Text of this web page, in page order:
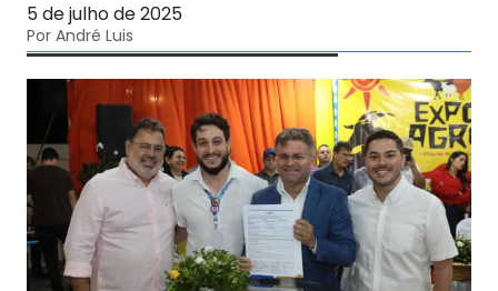
5 de julho de 2025
Por André Luis